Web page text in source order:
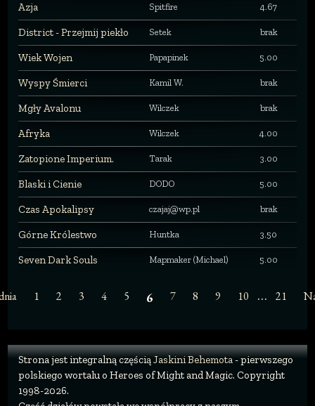
Azja Spitfire 4.67
District - Przejmij piekło Setek brak
Wiek Wojen Papapinek 5.00
Wyspy Śmierci Kamil W. brak
Mgły Avalonu Wilczek brak
Afryka Wilczek 4.00
Zatopione Imperium. Tarak 3.00
Blaski i Cienie DODO 5.00
Czas Apokalipsy czajaj@wp.pl brak
Górne Królestwo Huntka 3.50
Seven Dark Souls Mapmaker (Michael) 5.00
1 2 3 4 5 6 7 8 9 10 … 21
Strona jest integralną częściąJaskini Behemota- pierwszego
polskiego wortalu o Heroes of Might and Magic. Copyright
1998-2026.